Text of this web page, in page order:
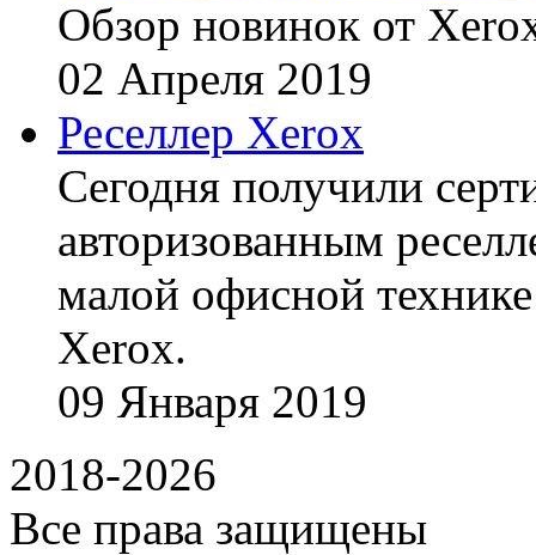
Обзор новинок от
02 Апреля 2019
Реселлер Xerox
Сегодня получили
авторизованным
малой офисной
Xerox.
09 Января 2019
2018-2026
Все права защищены